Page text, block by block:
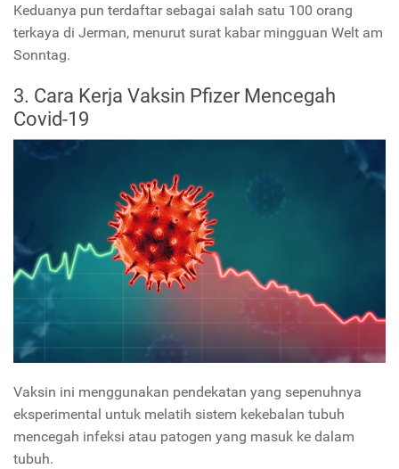
Keduanya pun terdaftar sebagai salah satu 100 orang
terkaya di Jerman, menurut surat kabar mingguan Welt am
Sonntag.
3. Cara Kerja Vaksin Pfizer Mencegah
Covid-19
Vaksin ini menggunakan pendekatan yang sepenuhnya
eksperimental untuk melatih sistem kekebalan tubuh
mencegah infeksi atau patogen yang masuk ke dalam
tubuh.